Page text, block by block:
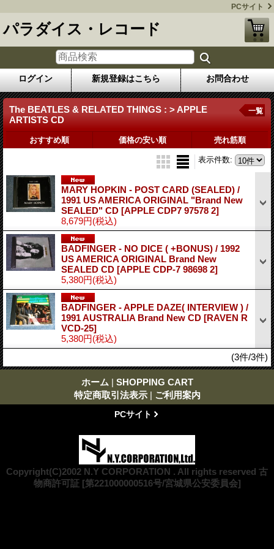
PCサイト
パラダイス・レコード
ログイン 新規登録はこちら お問合わせ
The BEATLES & RELATED THINGS : > APPLE
ARTISTS CD
一覧
おすすめ順 価格の安い順 売れ筋順
表示件数:
MARY HOPKIN - POST CARD (SEALED) /
1991 US AMERICA ORIGINAL "Brand New
SEALED" CD [APPLE CDP7 97578 2]
8,679円(税込)
BADFINGER - NO DICE ( +BONUS) / 1992
US AMERICA ORIGINAL Brand New
SEALED CD [APPLE CDP-7 98698 2]
5,380円(税込)
BADFINGER - APPLE DAZE( INTERVIEW ) /
1991 AUSTRALIA Brand New CD [RAVEN R
VCD-25]
5,380円(税込)
(3件/3件)
ホーム | SHOPPING CART
特定商取引法表示 | ご利用案内
PCサイト
Copyright(C)2002 N.Y CORPORATION . All rights reserved 古
物商許可証 [第221000000516号/宮城県公安委員会]